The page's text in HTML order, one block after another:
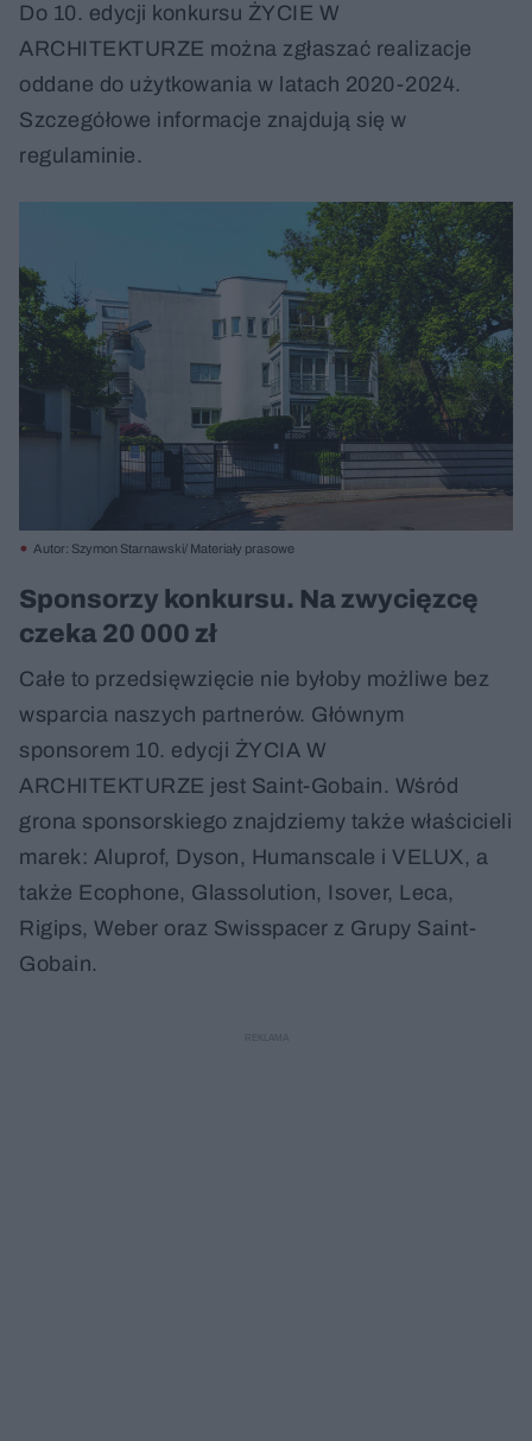
Do 10. edycji konkursu ŻYCIE W
ARCHITEKTURZE można zgłaszać realizacje
oddane do użytkowania w latach 2020-2024.
Szczegółowe informacje znajdują się w
regulaminie.
Autor: Szymon Starnawski/ Materiały prasowe
Sponsorzy konkursu. Na zwycięzcę
czeka 20 000 zł
Całe to przedsięwzięcie nie byłoby możliwe bez
wsparcia naszych partnerów. Głównym
sponsorem 10. edycji ŻYCIA W
ARCHITEKTURZE jest Saint-Gobain. Wśród
grona sponsorskiego znajdziemy także właścicieli
marek: Aluprof, Dyson, Humanscale i VELUX, a
także Ecophone, Glassolution, Isover, Leca,
Rigips, Weber oraz Swisspacer z Grupy Saint-
Gobain.